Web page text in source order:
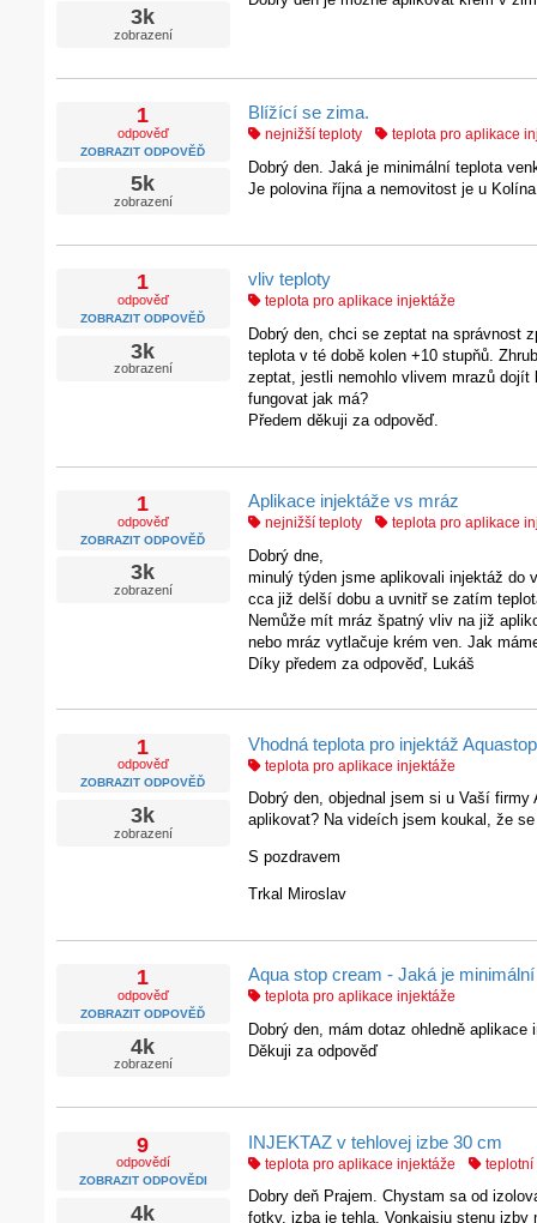
3k
zobrazení
1
odpověď
ZOBRAZIT ODPOVĚĎ
5k
zobrazení
Blížící se zima.
nejnižší teploty teplota pro aplikace
Dobrý den. Jaká je minimální teplota
Je polovina října a nemovitost je u
1
odpověď
ZOBRAZIT ODPOVĚĎ
3k
zobrazení
vliv teploty
teplota pro aplikace injektáže
Dobrý den, chci se zeptat na správnost
teplota v té době kolen +10 stupňů.
zeptat, jestli nemohlo vlivem mrazů
fungovat jak má?
Předem děkuji za odpověď.
1
odpověď
ZOBRAZIT ODPOVĚĎ
3k
zobrazení
Aplikace injektáže vs mráz
nejnižší teploty teplota pro aplikace
Dobrý dne,
minulý týden jsme aplikovali injektáž do
cca již delší dobu a uvnitř se zatím
Nemůže mít mráz špatný vliv na již
nebo mráz vytlačuje krém ven. Jak
Díky předem za odpověď, Lukáš
1
odpověď
ZOBRAZIT ODPOVĚĎ
3k
zobrazení
Vhodná teplota pro injektáž
teplota pro aplikace injektáže
Dobrý den, objednal jsem si u Vaší
aplikovat? Na videích jsem koukal, že
S pozdravem
Trkal Miroslav
1
odpověď
ZOBRAZIT ODPOVĚĎ
4k
zobrazení
Aqua stop cream - Jaká je
teplota pro aplikace injektáže
Dobrý den, mám dotaz ohledně
Děkuji za odpověď
9
odpovědí
ZOBRAZIT ODPOVĚDI
4k
INJEKTAZ v tehlovej izbe 30 cm
teplota pro aplikace injektáže teplotní
Dobry deň Prajem. Chystam sa od
fotky. izba je tehla. Vonkajsiu stenu izby